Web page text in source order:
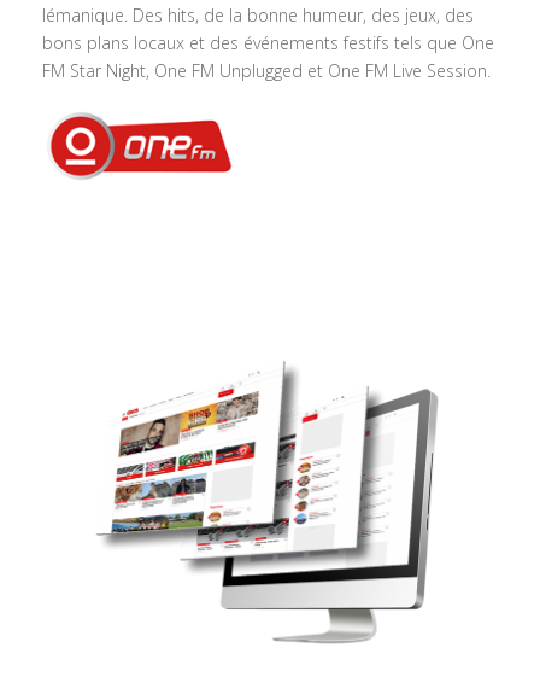
lémanique. Des hits, de la bonne humeur, des jeux, des
bons plans locaux et des événements festifs tels que One
FM Star Night, One FM Unplugged et One FM Live Session.